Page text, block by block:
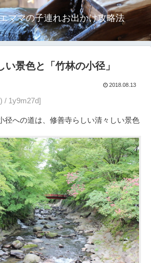
ママの子連れお出かけ攻略法
い景色と「竹林の小径」
2018.08.13
/ 1y9m27d]
径への道は、修善寺らしい清々しい景色